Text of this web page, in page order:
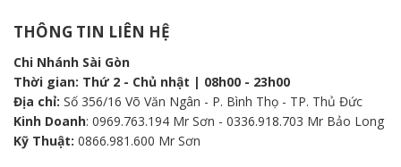
THÔNG TIN LIÊN HỆ
Chi Nhánh Sài Gòn
Thời gian: Thứ 2 - Chủ nhật | 08h00 - 23h00
Địa chỉ: Số 356/16 Võ Văn Ngân - P. Bình Thọ - TP. Thủ Đức
Kinh Doanh: 0969.763.194 Mr Sơn - 0336.918.703 Mr Bảo Long
Kỹ Thuật: 0866.981.600 Mr Sơn